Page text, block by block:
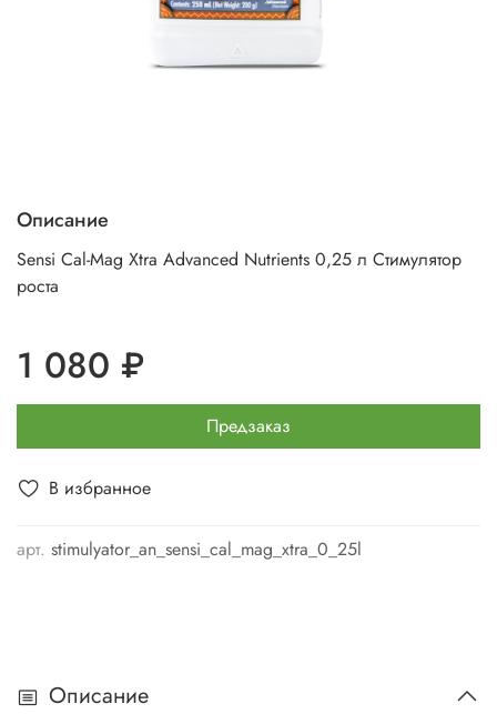
В избранное
арт. stimulyator_an_sensi_cal_mag_xtra_0_25l
Описание
Sensi Cal-Mag Xtra Advanced Nutrients 0,25 л Стимулятор
роста
1 080 ₽
Предзаказ
Описание